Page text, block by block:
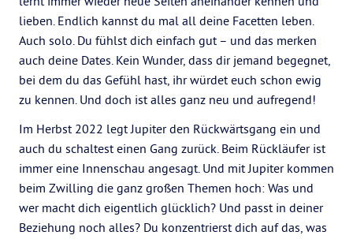
lieben. Endlich kannst du mal all deine Facetten leben.
Auch solo. Du fühlst dich einfach gut – und das merken
auch deine Dates. Kein Wunder, dass dir jemand begegnet,
bei dem du das Gefühl hast, ihr würdet euch schon ewig
zu kennen. Und doch ist alles ganz neu und aufregend!
Im Herbst 2022 legt Jupiter den Rückwärtsgang ein und
auch du schaltest einen Gang zurück. Beim Rückläufer ist
immer eine Innenschau angesagt. Und mit Jupiter kommen
beim Zwilling die ganz großen Themen hoch: Was und
wer macht dich eigentlich glücklich? Und passt in deiner
Beziehung noch alles? Du konzentrierst dich auf das, was